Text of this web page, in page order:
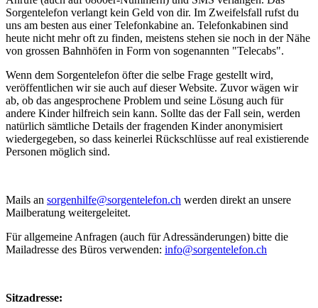
Sorgentelefon verlangt kein Geld von dir. Im Zweifelsfall rufst du
uns am besten aus einer Telefonkabine an. Telefonkabinen sind
heute nicht mehr oft zu finden, meistens stehen sie noch in der Nähe
von grossen Bahnhöfen in Form von sogenannten "Telecabs".
Wenn dem Sorgentelefon öfter die selbe Frage gestellt wird,
veröffentlichen wir sie auch auf dieser Website. Zuvor wägen wir
ab, ob das angesprochene Problem und seine Lösung auch für
andere Kinder hilfreich sein kann. Sollte das der Fall sein, werden
natürlich sämtliche Details der fragenden Kinder anonymisiert
wiedergegeben, so dass keinerlei Rückschlüsse auf real existierende
Personen möglich sind.
Mails an sorgenhilfe​@​sorgentelefon.ch werden direkt an unsere
Mailberatung weitergeleitet.
Für allgemeine Anfragen (auch für Adressänderungen) bitte die
Mailadresse des Büros verwenden: info​@​sorgentelefon.ch
Sitzadresse: